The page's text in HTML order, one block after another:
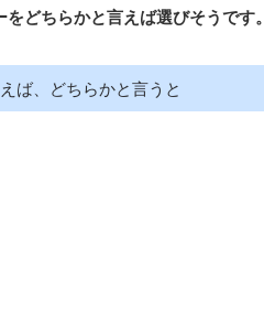
どちらかと言えば選びそうです。
ば、どちらかと言うと